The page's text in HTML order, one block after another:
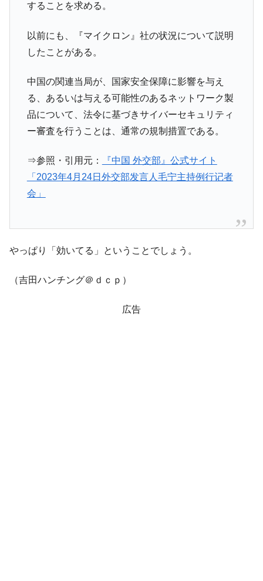
することを求める。
以前にも、『マイクロン』社の状況について説明
したことがある。
中国の関連当局が、国家安全保障に影響を与え
る、あるいは与える可能性のあるネットワーク製
品について、法令に基づきサイバーセキュリティ
ー審査を行うことは、通常の規制措置である。
⇒参照・引用元：
『中国 外交部』公式サイト
「2023年4月24日外交部发言人毛宁主持例行记者
会」
やっぱり「効いてる」ということでしょう。
（吉田ハンチング＠ｄｃｐ）
広告